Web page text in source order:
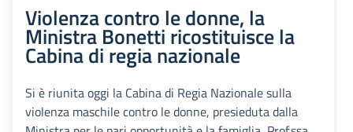
Violenza contro le donne, la
Ministra Bonetti ricostituisce la
Cabina di regia nazionale
Si è riunita oggi la Cabina di Regia Nazionale sulla
violenza maschile contro le donne, presieduta dalla